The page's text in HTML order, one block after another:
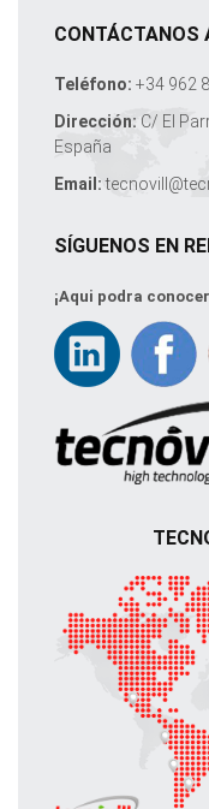
CONTÁCTANOS
Teléfono: +34 962
Dirección: C/ El
España
Email:
SÍGUENOS EN
¡Aqui podra